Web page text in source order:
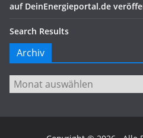
auf DeinEnergieportal.de
Search Results
Archiv
Archiv